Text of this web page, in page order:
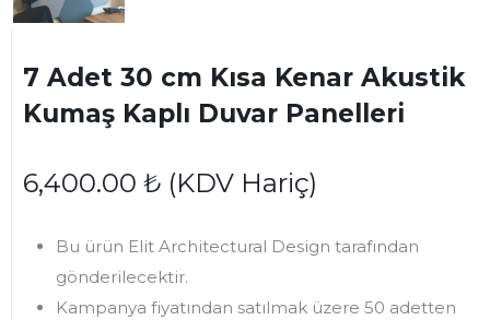
7 Adet 30 cm Kısa Kenar Akustik
Kumaş Kaplı Duvar Panelleri
6,400.00 ₺ (KDV Hariç)
Bu ürün Elit Architectural Design tarafından
gönderilecektir.
Kampanya fiyatından satılmak üzere 50 adetten